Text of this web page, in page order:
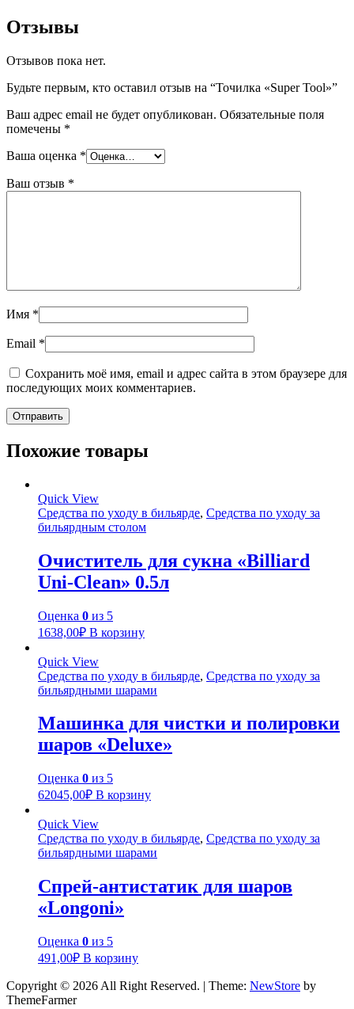
Отзывы
Отзывов пока нет.
Будьте первым, кто оставил отзыв на “Точилка «Super Tool»”
Ваш адрес email не будет опубликован. Обязательные поля
помечены *
Ваша оценка *
Ваш отзыв *
Имя *
Email *
Сохранить моё имя, email и адрес сайта в этом браузере для
последующих моих комментариев.
Похожие товары
Quick View
Средства по уходу в бильярде, Средства по уходу за
бильярдным столом
Очиститель для сукна «Billiard
Uni-Clean» 0.5л
Оценка 0 из 5
1638,00₽ В корзину
Quick View
Средства по уходу в бильярде, Средства по уходу за
бильярдными шарами
Машинка для чистки и полировки
шаров «Deluxe»
Оценка 0 из 5
62045,00₽ В корзину
Quick View
Средства по уходу в бильярде, Средства по уходу за
бильярдными шарами
Спрей-антистатик для шаров
«Longoni»
Оценка 0 из 5
491,00₽ В корзину
Copyright © 2026 All Right Reserved. | Theme: NewStore by
ThemeFarmer